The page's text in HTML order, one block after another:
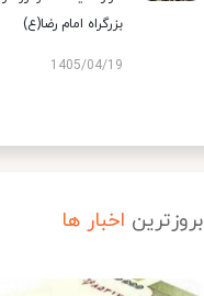
بزرگراه امام رضا(ع)
1405/04/19
بروزترین اخبار ها